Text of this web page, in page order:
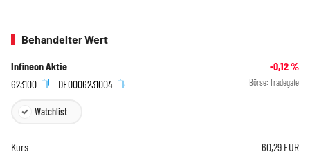
Behandelter Wert
Infineon Aktie -0,12%
623100
DE0006231004 Börse: Tradegate
Watchlist
Kurs 60,29 EUR